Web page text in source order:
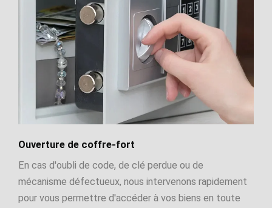
Ouverture de coffre-fort
En cas d'oubli de code, de clé perdue ou de
mécanisme défectueux, nous intervenons rapidement
pour vous permettre d'accéder à vos biens en toute